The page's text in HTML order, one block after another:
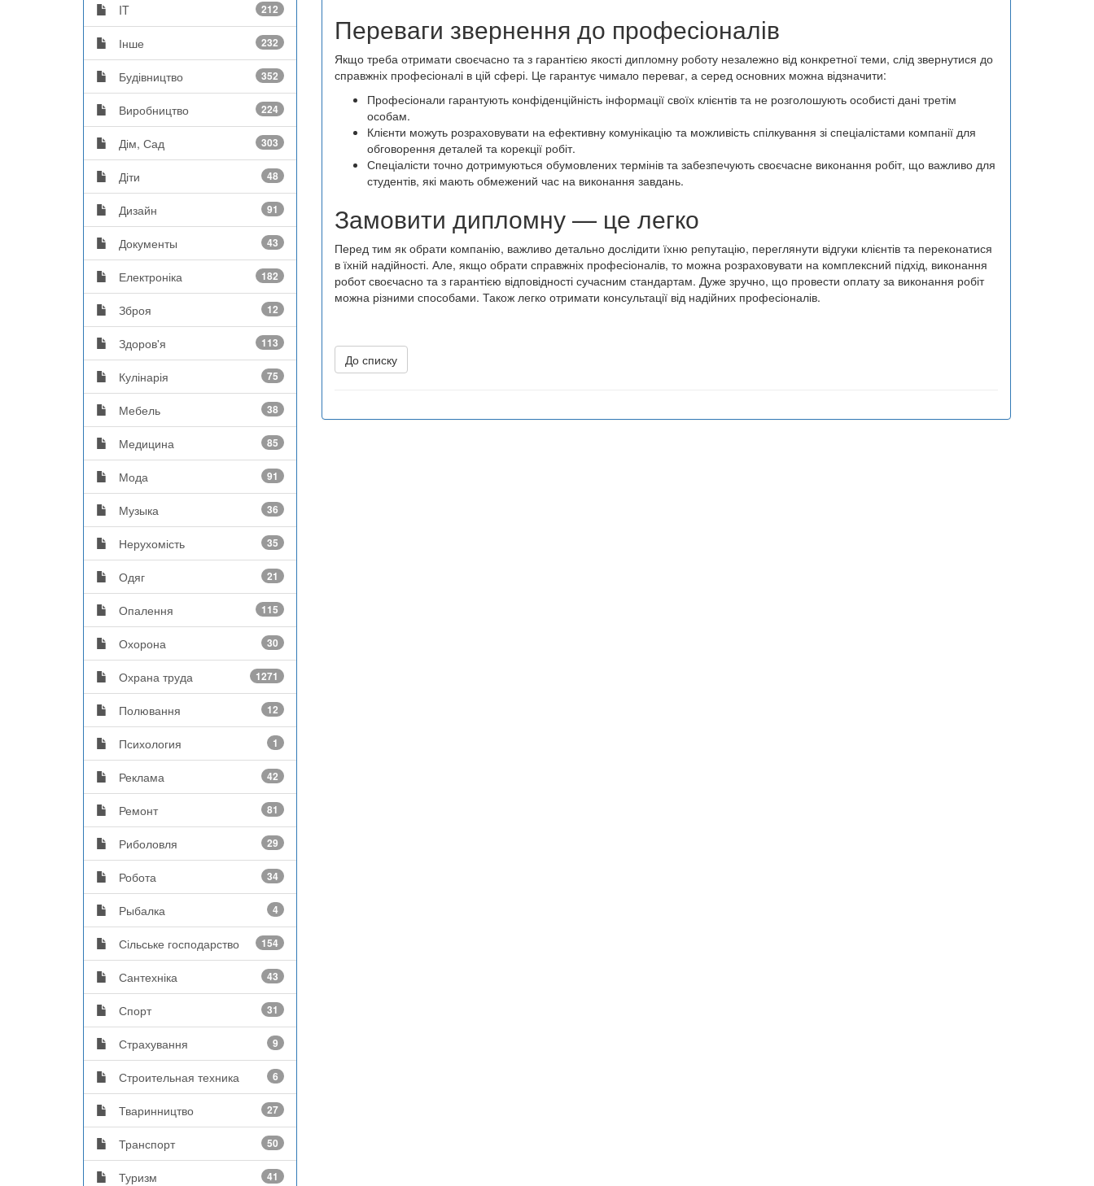
IT 212
Інше 232
Будівництво 352
Виробництво 224
Дім, Сад 303
Діти 48
Дизайн 91
Документы 43
Електроніка 182
Зброя 12
Здоров'я 113
Кулінарія 75
Мебель 38
Медицина 85
Мода 91
Музыка 36
Нерухомість 35
Одяг 21
Опалення 115
Охорона 30
Охрана труда 1271
Полювання 12
Психология 1
Реклама 42
Ремонт 81
Риболовля 29
Робота 34
Рыбалка 4
Сільське господарство 154
Сантехніка 43
Спорт 31
Страхування 9
Строительная техника 6
Тваринництво 27
Транспорт 50
Туризм 41
Переваги звернення до професіоналів
Якщо треба отримати своєчасно та з гарантією якості дипломну роботу незалежно від конкретної теми, слід звернутися до
справжніх професіоналі в цій сфері. Це гарантує чимало переваг, а серед основних можна відзначити:
Професіонали гарантують конфіденційність інформації своїх клієнтів та не розголошують особисті дані третім
особам.
Клієнти можуть розраховувати на ефективну комунікацію та можливість спілкування зі спеціалістами компанії для
обговорення деталей та корекції робіт.
Спеціалісти точно дотримуються обумовлених термінів та забезпечують своєчасне виконання робіт, що важливо для
студентів, які мають обмежений час на виконання завдань.
Замовити дипломну — це легко
Перед тим як обрати компанію, важливо детально дослідити їхню репутацію, переглянути відгуки клієнтів та переконатися
в їхній надійності. Але, якщо обрати справжніх професіоналів, то можна розраховувати на комплексний підхід, виконання
робот своєчасно та з гарантією відповідності сучасним стандартам. Дуже зручно, що провести оплату за виконання робіт
можна різними способами. Також легко отримати консультації від надійних професіоналів.
До списку